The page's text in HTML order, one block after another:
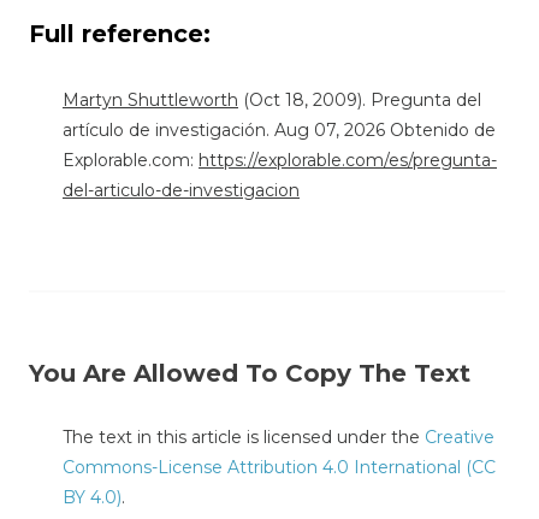
Full reference:
Martyn Shuttleworth (Oct 18, 2009). Pregunta del
artículo de investigación. Aug 07, 2026 Obtenido de
Explorable.com: https://explorable.com/es/pregunta-
del-articulo-de-investigacion
You Are Allowed To Copy The Text
The text in this article is licensed under the Creative
Commons-License Attribution 4.0 International (CC
BY 4.0).